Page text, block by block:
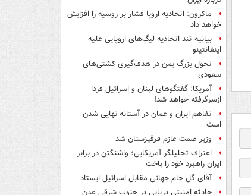
ماکرون: اتحادیه اروپا فشار بر روسیه را افزایش
خواهد داد
بیانیه تند اتحادیه لیگ‌های اروپایی علیه
اینفانتینو
تحول بزرگ یمن در هدف‌گیری کشتی‌های
سعودی
آمریکا: گفتگوهای لبنان و اسرائیل فردا
ازسرگرفته خواهد شد!
تفاهم ایران و عمان در آستانه نهایی شدن
است
وزیر صمت عازم قرقیزستان شد
اعتراف تحلیلگر آمریکایی؛ واشنگتن در برابر
ایران راهبرد خود را باخت
آقای گل جام جهانی مقابل اسرائیل ایستاد
حادثه امنیتی دریایی در جنوب شرقی عدن